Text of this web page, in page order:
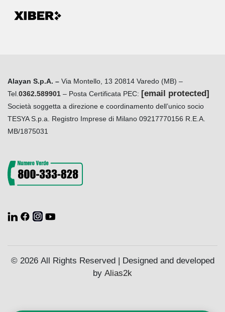
Alayan S.p.A. – Via Montello, 13 20814 Varedo (MB) –
Tel. 0362.589901 – Posta Certificata PEC: [email protected]
Società soggetta a direzione e coordinamento dell’unico socio
TESYA S.p.a. Registro Imprese di Milano 09217770156 R.E.A.
MB/1875031
© 2026 All Rights Reserved | Designed and developed
by Alias2k